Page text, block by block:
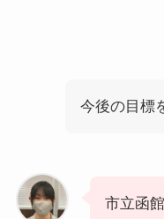
今後の目標
市立函